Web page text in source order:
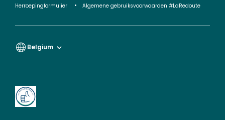
Herroepingformulier
Algemene gebruiksvoorwaarden #LaRedoute
Belgium